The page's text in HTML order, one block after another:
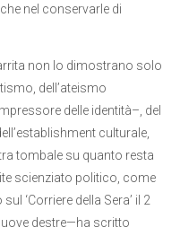
nel conservarle di
non lo dimostrano solo
dell’ateismo
delle identità–, del
culturale,
tombale su quanto resta
scienziato politico, come
‘Corriere della Sera’ il 2
destre—ha scritto